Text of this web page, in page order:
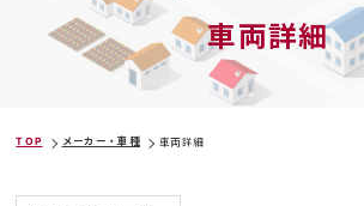
車両詳細
TOP メーカー・車種 車両詳細